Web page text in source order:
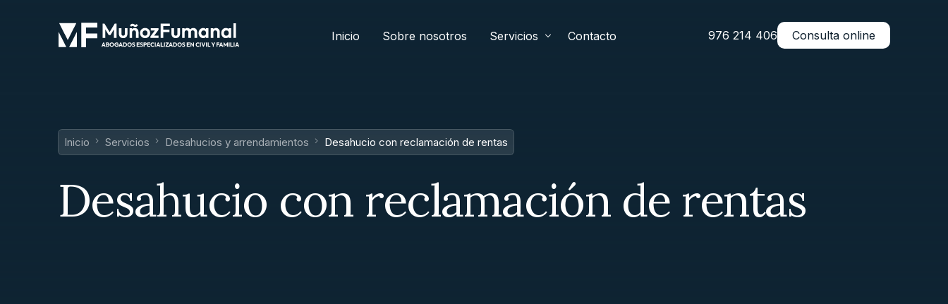
Inicio Sobre nosotros Servicios Contacto 976 214 406 Consulta online
Inicio Servicios Desahucios y arrendamientos Desahucio con reclamación de rentas
Desahucio con reclamación de rentas